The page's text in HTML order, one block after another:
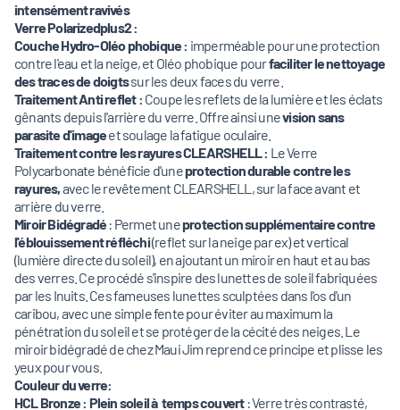
intensément ravivés
Verre Polarizedplus2 :
Couche Hydro-Oléo phobique : imperméable pour une protection
contre l'eau et la neige, et Oléo phobique pourfaciliter le nettoyage
des traces de doigtssur les deux faces du verre.
Traitement Anti reflet : Coupe les reflets de la lumière et les éclats
gênants depuis l'arrière du verre. Offre ainsi unevision sans
parasite d'imageet soulage la fatigue oculaire.
Traitement contre les rayures CLEARSHELL : Le Verre
Polycarbonate bénéficie d'uneprotection durable contre les
rayures,avec le revêtement CLEARSHELL, sur la face avant et
arrière du verre.
Miroir Bidégradé: Permet uneprotection supplémentaire contre
l'éblouissement réfléchi(reflet sur la neige par ex) et vertical
(lumière directe du soleil), en ajoutant un miroir en haut et au bas
des verres. Ce procédé s'inspire des lunettes de soleil fabriquées
par les Inuits. Ces fameuses lunettes sculptées dans l'os d'un
caribou, avec une simple fente pour éviter au maximum la
pénétration du soleil et se protéger de la cécité des neiges. Le
miroir bidégradé de chez Maui Jim reprend ce principe et plisse les
yeux pour vous.
Couleur du verre:
HCL Bronze : Plein soleil à temps couvert: Verre très contrasté,